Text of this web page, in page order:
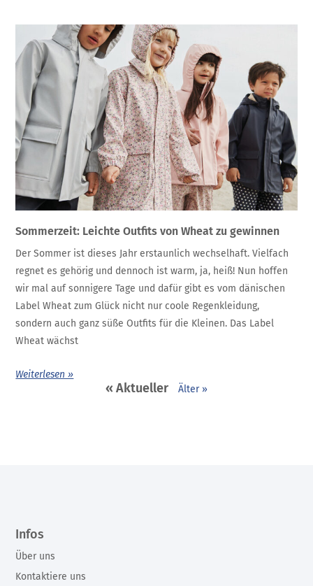
Sommerzeit: Leichte Outfits von Wheat zu gewinnen
Der Sommer ist dieses Jahr erstaunlich wechselhaft. Vielfach
regnet es gehörig und dennoch ist warm, ja, heiß! Nun hoffen
wir mal auf sonnigere Tage und dafür gibt es vom dänischen
Label Wheat zum Glück nicht nur coole Regenkleidung,
sondern auch ganz süße Outfits für die Kleinen. Das Label
Wheat wächst
Weiterlesen »
« Aktueller Älter »
Infos
Über uns
Kontaktiere uns